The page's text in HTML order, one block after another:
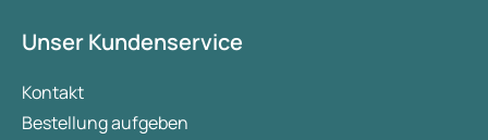
Unser Kundenservice
Kontakt
Bestellung aufgeben